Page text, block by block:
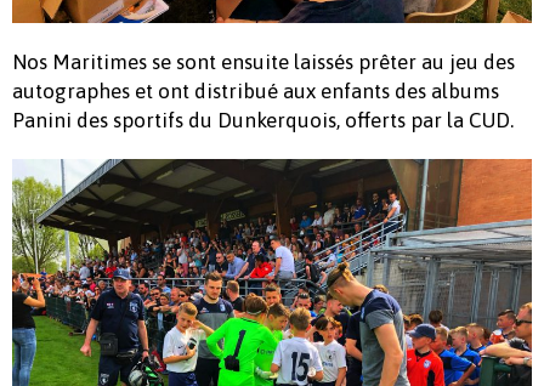
Nos Maritimes se sont ensuite laissés prêter au jeu des
autographes et ont distribué aux enfants des albums
Panini des sportifs du Dunkerquois, offerts par la CUD.